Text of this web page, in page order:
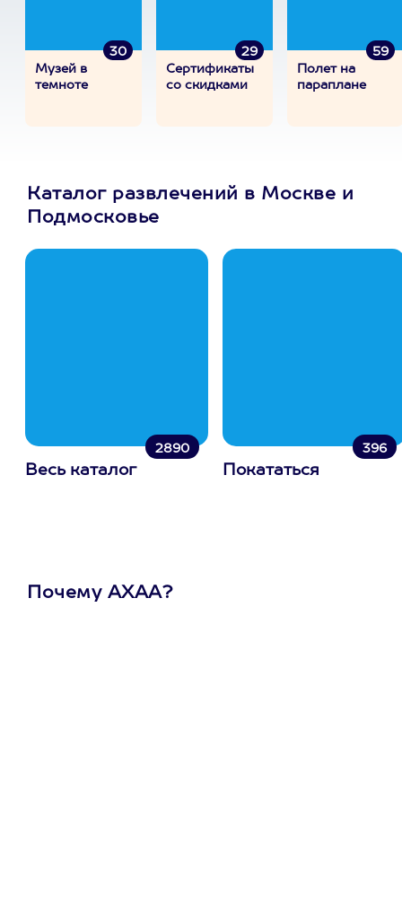
30
Музей в
темноте
29
Сертификаты
со скидками
59
Полет на
параплане
Каталог развлечений в Москве и
Подмосковье
2890
Весь каталог
396
Покататься
Почему АХАА?